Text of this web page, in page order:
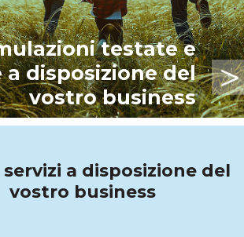
testate e
a disposizione del
vostro business
a disposizione del
vostro business